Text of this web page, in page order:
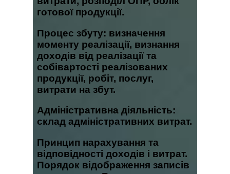
готової продукції.
Процес збуту: визначення
моменту реалізації, визнання
доходів від реалізації та
собівартості реалізованих
продукції, робіт, послуг,
витрати на збут.
Адміністративна діяльність:
склад адміністративних витрат.
Принцип нарахування та
відповідності доходів і витрат.
Порядок відображення записів